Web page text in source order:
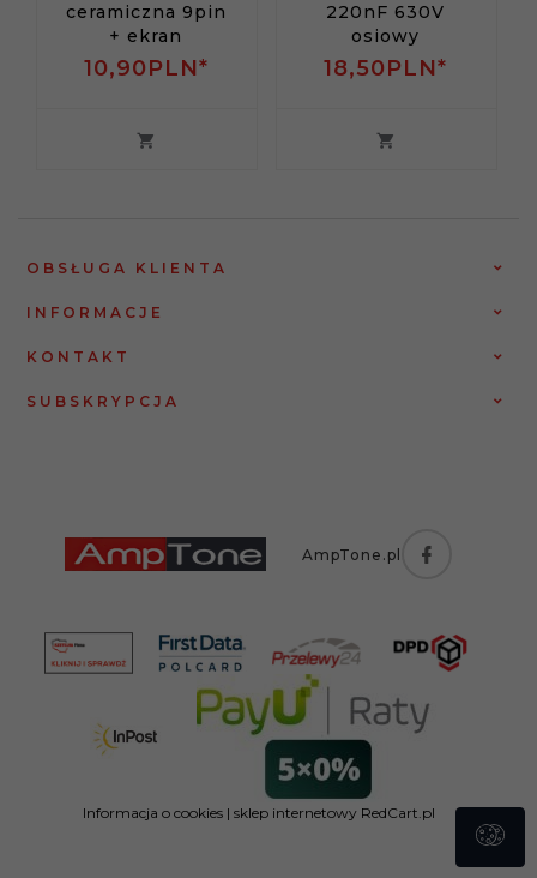
ceramiczna 9pin
+ ekran
10,90PLN*
220nF 630V
osiowy
18,50PLN*
OBSŁUGA KLIENTA
INFORMACJE
KONTAKT
SUBSKRYPCJA
AmpTone.pl
Informacja o cookies | sklep internetowy RedCart.pl